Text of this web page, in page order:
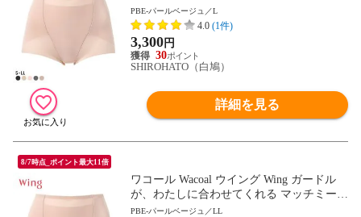
ードル ショート丈 SML2L
PBE-パールベージュ／L
4.0 (1件)
3,300円
30
SHIROHATO（白鳩）
詳細を見る
8/7時点_ポイント最大11倍
ワコール Wacoal ウイング Wing ガードル
が、わたしに合わせてくれる マッチミーガ
ードル ショート丈 SML2L
PBE-パールベージュ／LL